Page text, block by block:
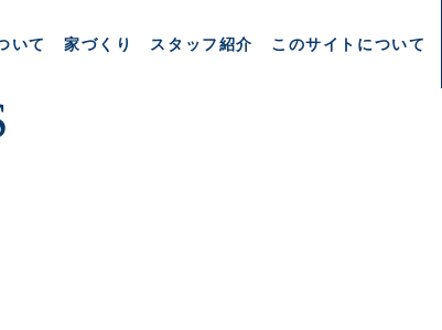
いて 家づくり スタッフ紹介 このサイトについて